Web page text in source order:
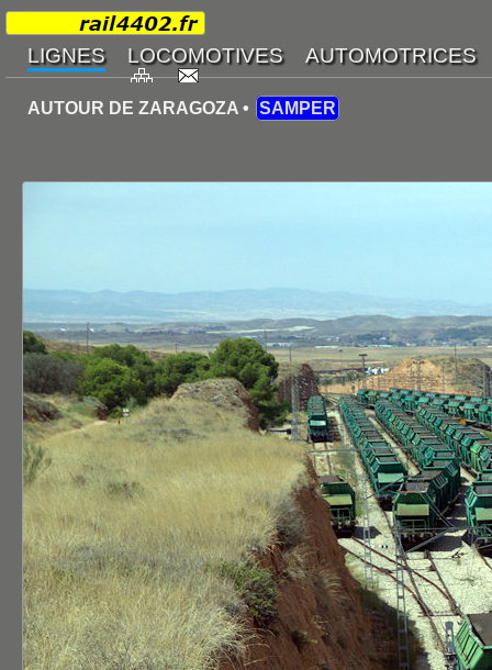
AUTOUR DE ZARAGOZA • SAMPER